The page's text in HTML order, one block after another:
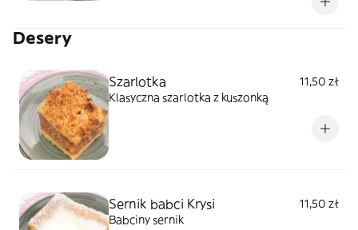
Desery
Szarlotka
11,50 zł
Klasyczna szarlotka z kuszonką
Sernik babci Krysi
11,50 zł
Babciny sernik